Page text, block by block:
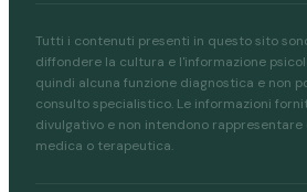
Tutti i contenuti presenti in questo sito
diffondere la cultura e l'informazione
quindi alcuna funzione diagnostica e non
consulto specialistico. Le informazioni
divulgativo e non intendono rappresentare
medica o terapeutica.